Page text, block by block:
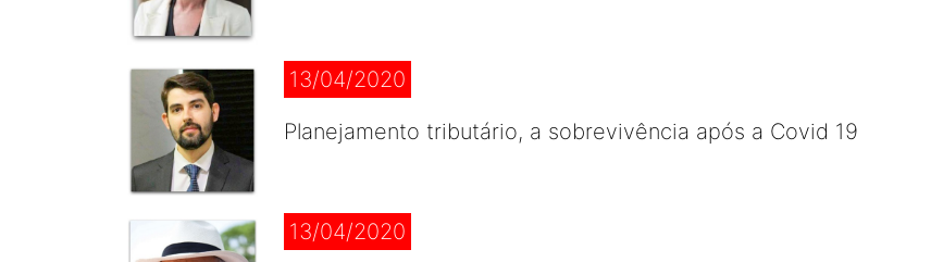
13/04/2020
Planejamento tributário, a sobrevivência após a Covid 19
13/04/2020